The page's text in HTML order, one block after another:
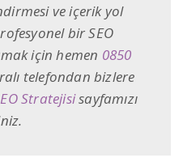
ve içerik yol
bir SEO
için hemen 0850
telefondan bizlere
Stratejisisayfamızı